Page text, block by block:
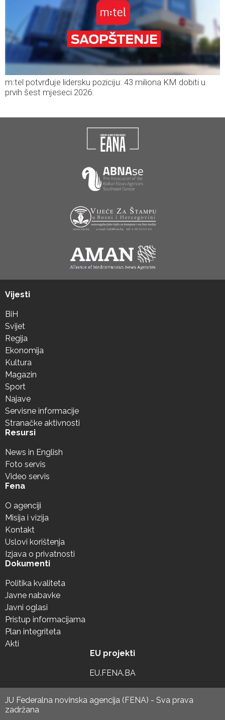
m:tel potvrđuje lidersku poziciju: 43 miliona KM dobiti u
prvih šest mjeseci 2026.
Vijesti
BiH
Svijet
Regija
Ekonomija
Kultura
Magazin
Sport
Najave
Servisne informacije
Stranačke aktivnosti
Resursi
News in English
Foto servis
Video servis
Fena
O agenciji
Misija i vizija
Kontakt
Uslovi korištenja
Izjava o privatnosti
Dokumenti
Politika kvaliteta
Javne nabavke
Javni oglasi
Pristup informacijama
Plan integriteta
Akti
EU projekti
EU.FENA.BA
JU Federalna novinska agencija (FENA) - Sva prava
zadržana